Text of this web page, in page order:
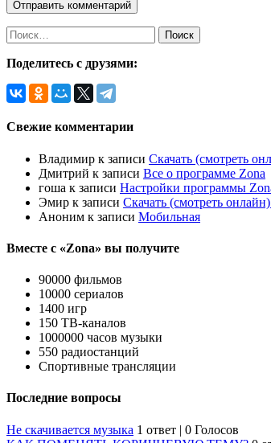
Поделитесь с друзями:
Свежие комментарии
Владимир к записи Скачать (смотреть
Дмитрий к записи Все о программе Zona
гоша к записи Настройки программы
Эмир к записи Скачать (смотреть
Аноним к записи Мобильная
Вместе с «Zona» вы получите
90000 фильмов
10000 сериалов
1400 игр
150 ТВ-каналов
1000000 часов музыки
550 радиостанций
Спортивные трансляции
Последние вопросы
Не скачивается музыка 1 ответ | 0 Голосов